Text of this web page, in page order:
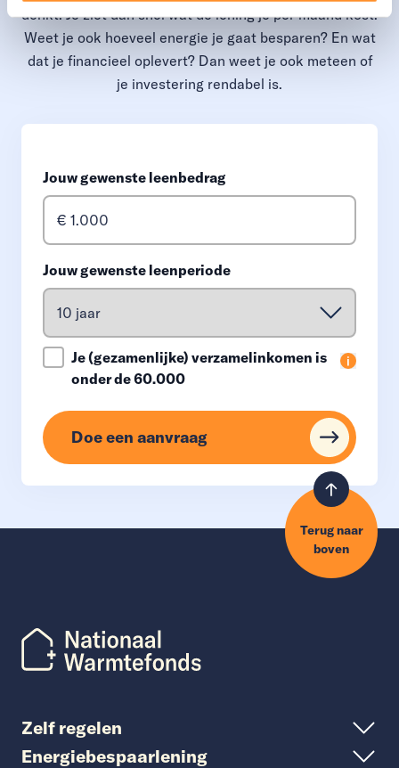
denkt. Je ziet dan snel wat de lening je per maand kost.
Weet je ook hoeveel energie je gaat besparen? En wat
dat je financieel oplevert? Dan weet je ook meteen of
je investering rendabel is.
Jouw gewenste leenbedrag
Jouw gewenste leenperiode
Je (gezamenlijke) verzamelinkomen is
onder de 60.000
Doe een aanvraag
Terug naar
boven
Zelf regelen
Energiebespaarlening